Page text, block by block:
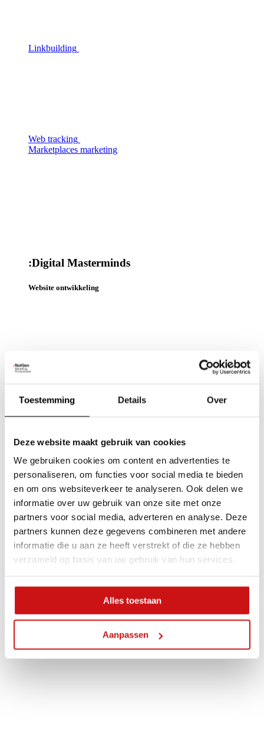
Toestemming Details Over
Deze website maakt gebruik van cookies
We gebruiken cookies om content en advertenties te
personaliseren, om functies voor social media te bieden
en om ons websiteverkeer te analyseren. Ook delen we
informatie over uw gebruik van onze site met onze
partners voor social media, adverteren en analyse. Deze
partners kunnen deze gegevens combineren met andere
informatie die u aan ze heeft verstrekt of die ze hebben
verzameld op basis van uw gebruik van hun services.
Alles toestaan
Aanpassen
Linkbuilding
Web tracking
Marketplaces marketing
:Digital Masterminds
Website ontwikkeling
Custom GPT’s & AI Agents